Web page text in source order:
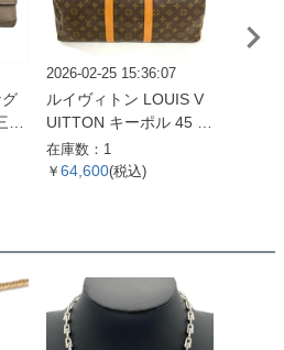
つ
2026-02-25 15:36:07
ルイヴィトン LOUIS V
UITTON キーポル 45 ボ
ストンバッグ モノグラ
ム キャンバス M41428
在庫数：1
￥ 64,600(税込)